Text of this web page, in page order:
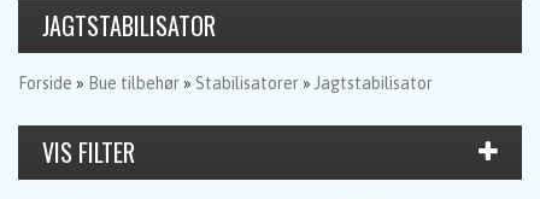
JAGTSTABILISATOR
Forside » Bue tilbehør » Stabilisatorer » Jagtstabilisator